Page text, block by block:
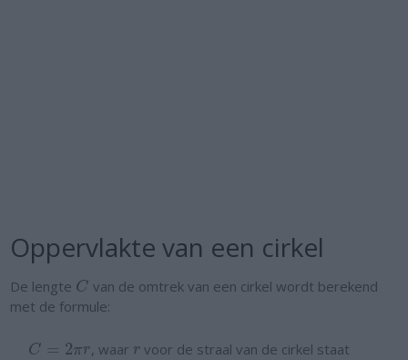
Oppervlakte van een cirkel
De lengte C
C van de omtrek van een cirkel wordt berekend
met de formule:
C = 2πr
C= 2π r , waar r
rvoor de straal van de cirkel staat